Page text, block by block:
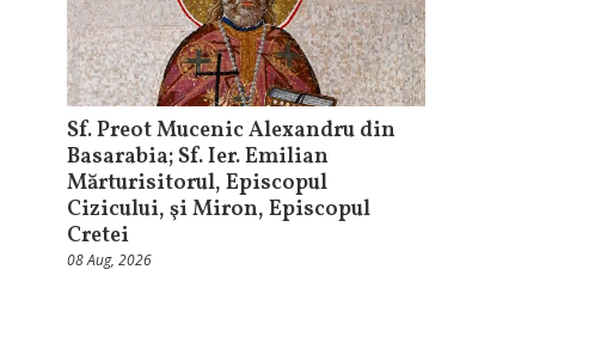
Sf. Preot Mucenic Alexandru din
Basarabia; Sf. Ier. Emilian
Mărturisitorul, Episcopul
Cizicului, şi Miron, Episcopul
Cretei
08 Aug, 2026